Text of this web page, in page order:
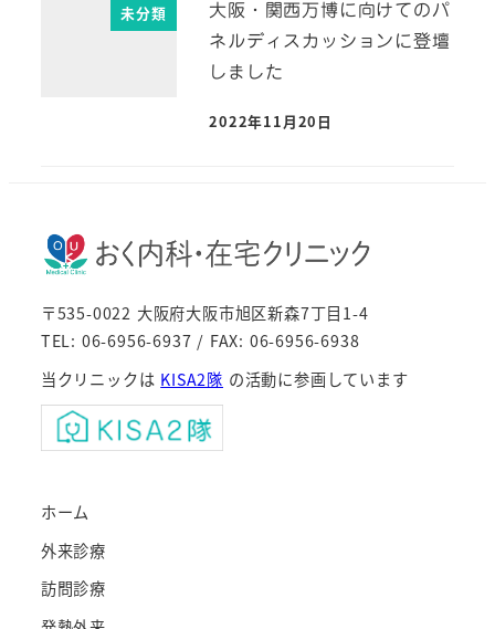
未分類
大阪・関西万博に向けてのパ
ネルディスカッションに登壇
しました
2022年11月20日
〒535-0022 大阪府大阪市旭区新森7丁目1-4
TEL: 06-6956-6937 / FAX: 06-6956-6938
当クリニックは KISA2隊 の活動に参画しています
ホーム
外来診療
訪問診療